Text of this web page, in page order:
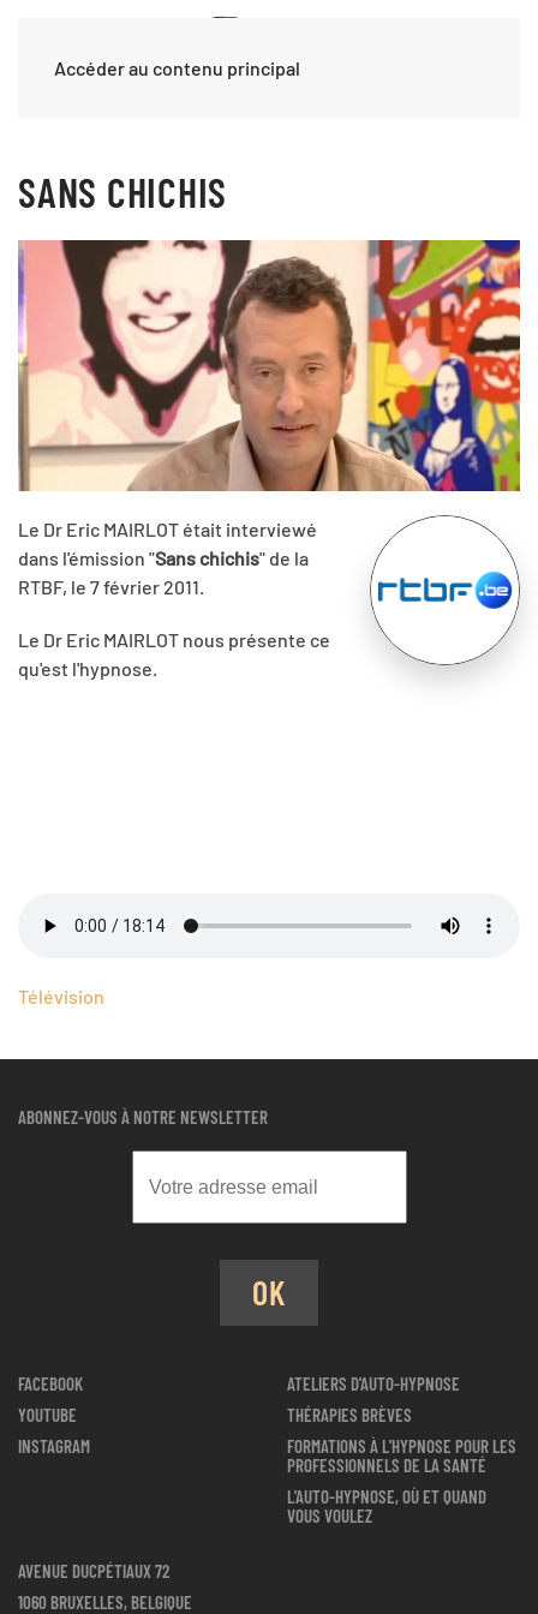
Accéder au contenu principal
SANS CHICHIS
Le Dr Eric MAIRLOT était interviewé
dans l'émission "Sans chichis" de la
RTBF, le 7 février 2011.
Le Dr Eric MAIRLOT nous présente ce
qu'est l'hypnose.
Télévision
ABONNEZ-VOUS À NOTRE NEWSLETTER
OK
FACEBOOK
YOUTUBE
INSTAGRAM
ATELIERS D'AUTO-HYPNOSE
THÉRAPIES BRÈVES
FORMATIONS À L'HYPNOSE POUR LES
PROFESSIONNELS DE LA SANTÉ
L'AUTO-HYPNOSE, OÙ ET QUAND
VOUS VOULEZ
AVENUE DUCPÉTIAUX 72
1060 BRUXELLES, BELGIQUE